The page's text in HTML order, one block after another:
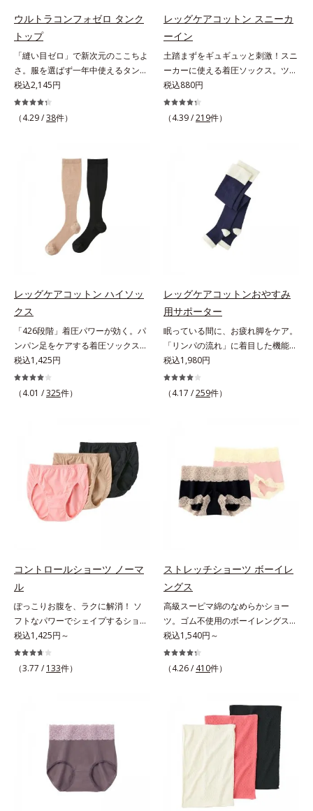
ェイプを叶えます。高級綿で、肌あ
たり快適身生地にはなめらかな風合
いの良質な綿糸をたっぷり使用し、
肌あたりバツグンです。また、脚の
付け根に接ぎを入れた立体型脚口
で、動く体にしっかりフィットしま
す。
ウルトラコンフォゼロ タンク
トップ
「縫い目ゼロ」で新次元のここちよ
さ。服を選ばず一年中使えるタンク
トップ。アウターを選ばず、一年中
使えて便利なタンクトップこの感
覚、ほかにない。究極のストレスフ
ンクトップは、肩にくいこむストレ
スなし！アウターを選ばず、1枚持
っておくと一年中使えて便利です。
税込2,145円
（4.29 /38件）
レッグケアコットン スニーカ
ーイン
土踏まずをギュギュッと刺激！スニ
ーカーに使える着圧ソックス。ツボ
押し効果でここちいい！スニーカー
に最適な、くるぶし丈の着圧ソック
スです。土踏まず部分がリブ編み
たらし、足どりも軽やか！ひざ下ソ
ックスやニーハイソックスが苦手な
方にもおすすめです。靴ひもをゆる
めずにはけるスニーカーなどを手軽
にはけるのも魅力です。生地が厚ぼ
ったくないので靴ひもをゆるめずに
サッとはけ、お出かけに手間取りま
税込880円
（4.39 /219件）
レッグケアコットン ハイソッ
クス
「426段階」着圧パワーが効く。パ
ンパン足をケアする着圧ソックス。
驚異的な「426段階」着圧で、足す
っきり足指の付け根から上へ、1列
ずつパワーが変わる426段階着圧を
り、足への負担が少ない着圧ケアを
実現。仕事中に長時間はいても苦し
くなりません。
税込1,425円
（4.01 /325件）
レッグケアコットンおやすみ
用サポーター
眠っている間に、お疲れ脚をケア。
「リンパの流れ」に着目した機能設
計。「644段階着圧」を採用した夜
用サポーターなんと644段階も着圧
パワーが変わる！ 眠っている間
644段階ならではの威力を、朝起き
た時にはっきり実感します。
税込1,980円
（4.17 /259件）
コントロールショーツ ノーマ
ル
ぽっこりお腹を、ラクに解消！ ソ
フトなパワーでシェイプするショー
ツ。苦しさなくお腹をシェイプ気に
なるぽっこりお腹を、すっきりフラ
ットに整えてくれるショーツです。
りません。パワーネットはやわらか
い起毛素材で、硬さやゴワつきもあ
りません。高級綿で、肌あたり快適
身生地にはなめらかな風合いの良質
な綿糸をたっぷり使用し、肌あたり
税込1,425円～
（3.77 / 133件）
ストレッチショーツ ボーイレ
ングス
高級スーピマ綿のなめらかショー
ツ。ゴム不使用のボーイレングス。
ぴったり密着して、くいこまない座
るとヒップの面積は広がり、立つと
元に戻ります。このような「面積の
たっぷり包み込む布分量を使いまし
た。だからどんな動きにも密着し
て、ズレやくいこみがありません。
股上浅めでローライズパンツもはき
こなせるボーイレングスタイプで
す。うっとりするような肌ざわり
「高級スーピマ綿」を贅沢に使用
税込1,540円～
（4.26 / 410件）